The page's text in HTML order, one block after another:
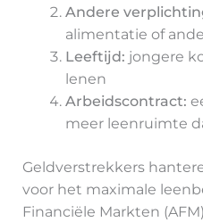
Andere
alimentatie of
Leeftijd: jongere
lenen
Arbeidscontract:
meer leenruimte
Geldverstrekkers
voor het maximale
Financiële Markten